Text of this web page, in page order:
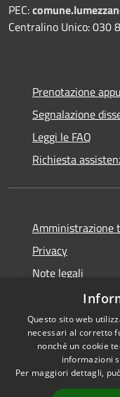
PEC:
Centralino Unico: 030
Prenotazione
Segnalazione
Leggi le FAQ
Richiesta
Amministrazione
Privacy
Note legali
Dichiarazione di
RSS
Accessibilità
Questo sito web
necessari al corretto
nonché un cookie
informazioni
Per maggiori dettagli,